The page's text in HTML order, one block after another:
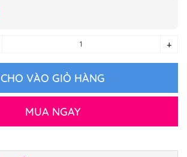
+
CHO VÀO GIỎ HÀNG
MUA NGAY